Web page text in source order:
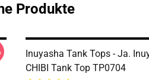
Produkte
Inuyasha Tank Tops - Ja.
CHIBI Tank Top TP0704